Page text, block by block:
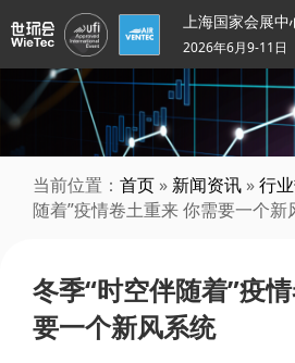
上海国家会展中
2026年6月9-11日
当前位置： 首页 » 新闻资讯 »行
随着”疫情卷土重来 你需要一个新
冬季“时空伴随着”疫
要一个新风系统